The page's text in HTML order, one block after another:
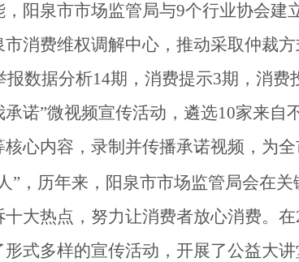
阳泉市市场监管局与9个行业协会建
消费维权调解中心，推动采取仲裁
报数据分析14期， 消费提示3期， 消费
承诺”微视频宣传活动，遴选10家来自
心内容，录制并传播承诺视频，为全
”，历年来，阳泉市市场监管局会在
大热点，努力让消费者放心消费。在
式多样的宣传活动， 开展了公益大讲